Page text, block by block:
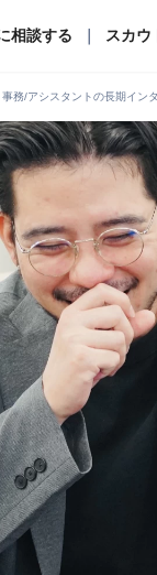
相談する スカウ
事務/アシスタントの長期イン